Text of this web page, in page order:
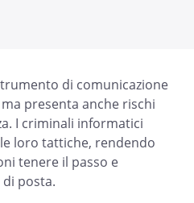
di comunicazione
presenta anche rischi
I criminali informatici
loro tattiche, rendendo
tenere il passo e
posta.